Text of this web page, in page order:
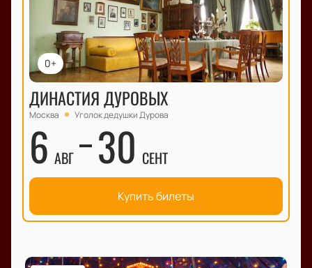
0+
ДИНАСТИЯ ДУРОВЫХ
Москва Уголок дедушки Дурова
6 АВГ 30 СЕНТ
Купить билеты